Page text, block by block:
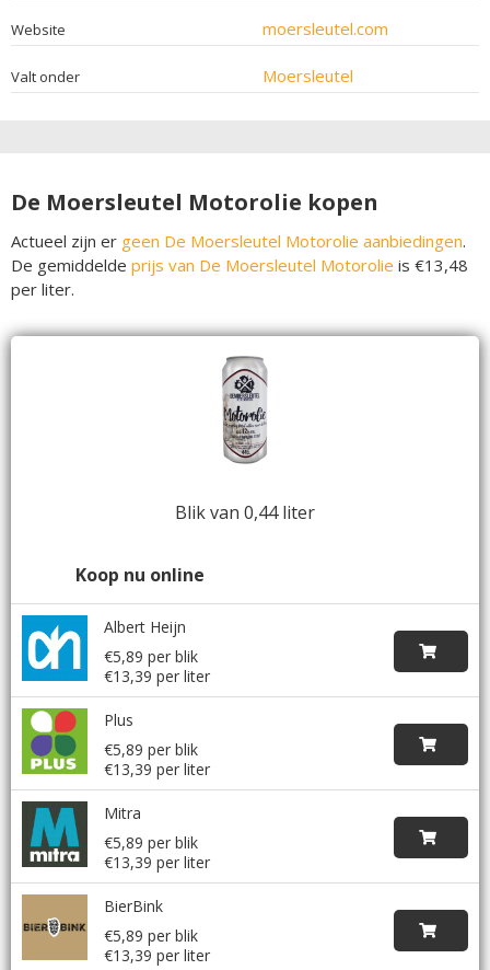
Website moersleutel.com
Valt onder Moersleutel
De Moersleutel Motorolie kopen
Actueel zijn er geen De Moersleutel Motorolie aanbiedingen.
De gemiddelde prijs van De Moersleutel Motorolie is €13,48
per liter.
Blik van 0,44 liter
Koop nu online
Albert Heijn
€5,89 per blik
€13,39 per liter
Plus
€5,89 per blik
€13,39 per liter
Mitra
€5,89 per blik
€13,39 per liter
BierBink
€5,89 per blik
€13,39 per liter